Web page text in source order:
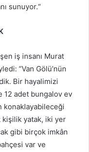
sunuyor.“
iş insanı Murat
“Van Gölü’nün
Bir hayalimizi
12 adet bungalov ev
konaklayabileceği
yatak, iki yer
gibi birçok imkân
var ve